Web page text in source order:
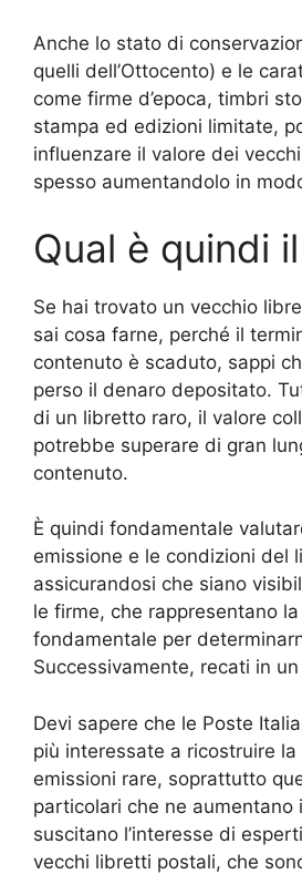
Anche lo stato di
quelli dell’Ottocento) e le
come firme d’epoca, timbri
stampa ed edizioni limitate,
influenzare il valore dei
spesso aumentandolo in
Qual è quindi
Se hai trovato un vecchio
sai cosa farne, perché il
contenuto è scaduto, sappi
perso il denaro depositato.
di un libretto raro, il valore
potrebbe superare di gran
contenuto.
È quindi fondamentale
emissione e le condizioni del
assicurandosi che siano
le firme, che rappresentano
fondamentale per
Successivamente, recati in
Devi sapere che le Poste
più interessate a ricostruire
emissioni rare, soprattutto
particolari che ne aumentano
suscitano l’interesse di
vecchi libretti postali, che